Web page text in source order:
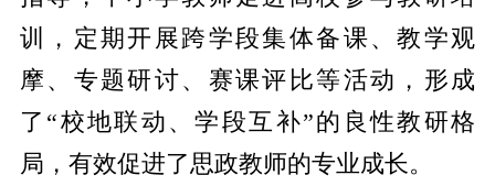
训，定期开展跨学段集体备课、教学观
摩、专题研讨、赛课评比等活动，形成
了“校地联动、学段互补”的良性教研格
局，有效促进了思政教师的专业成长。